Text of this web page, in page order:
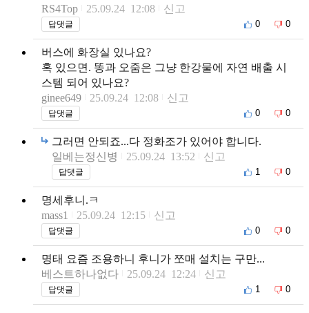
RS4Top
25.09.24 12:08 신고
답댓글 0 0
버스에 화장실 있나요?
혹 있으면. 똥과 오줌은 그냥 한강물에 자연 배출 시
스템 되어 있나요?
ginee649
25.09.24 12:08 신고
답댓글 0 0
그러면 안되죠...다 정화조가 있어야 합니다.
일베는정신병
25.09.24 13:52 신고
답댓글 1 0
명세후니.ㅋ
mass1
25.09.24 12:15 신고
답댓글 0 0
명태 요즘 조용하니 후니가 쪼매 설치는 구만...
베스트하나없다
25.09.24 12:24 신고
답댓글 1 0